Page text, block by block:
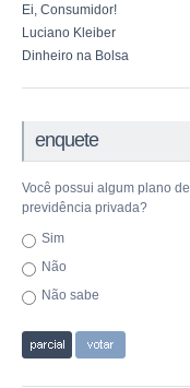
Ei, Consumidor!
Luciano Kleiber
Dinheiro na Bolsa
enquete
Você possui algum plano de
previdência privada?
Sim
Não
Não sabe